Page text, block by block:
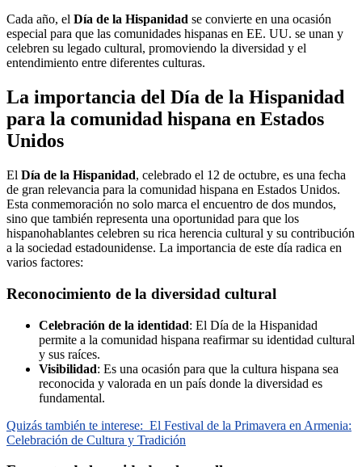
Cada año, el Día de la Hispanidad se convierte en una ocasión
especial para que las comunidades hispanas en EE. UU. se unan y
celebren su legado cultural, promoviendo la diversidad y el
entendimiento entre diferentes culturas.
La importancia del Día de la Hispanidad
para la comunidad hispana en Estados
Unidos
El Día de la Hispanidad, celebrado el 12 de octubre, es una fecha
de gran relevancia para la comunidad hispana en Estados Unidos.
Esta conmemoración no solo marca el encuentro de dos mundos,
sino que también representa una oportunidad para que los
hispanohablantes celebren su rica herencia cultural y su contribución
a la sociedad estadounidense. La importancia de este día radica en
varios factores:
Reconocimiento de la diversidad cultural
Celebración de la identidad: El Día de la Hispanidad
permite a la comunidad hispana reafirmar su identidad cultural
y sus raíces.
Visibilidad: Es una ocasión para que la cultura hispana sea
reconocida y valorada en un país donde la diversidad es
fundamental.
Quizás también te interese: El Festival de la Primavera en Armenia:
Celebración de Cultura y Tradición